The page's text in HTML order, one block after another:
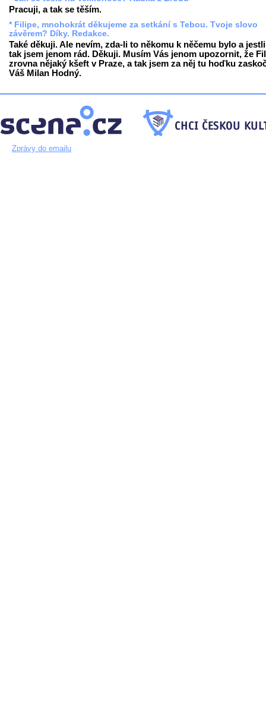
Pracuji, a tak se těším.
* Filipe, mnohokrát děkujeme za setkání s Tebou. Tvoje slovo
závěrem? Díky. Redakce.
Také děkuji. Ale nevím, zda-li to někomu k něčemu bylo a
tak jsem jenom rád. Děkuji. Musím Vás jenom upozornit, že
zrovna nějaký kšeft v Praze, a tak jsem za něj tu hoďku
Váš Milan Hodný.
Zprávy do emailu